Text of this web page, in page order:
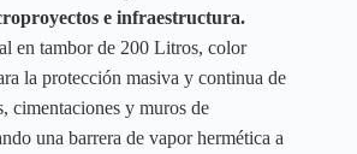
e infraestructura.
en tambor de 200 Litros, color
la protección masiva y continua de
cimentaciones y muros de
una barrera de vapor hermética a